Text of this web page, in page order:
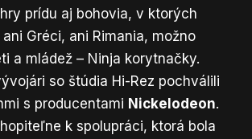
prídu aj bohovia, v ktorých
Gréci, ani Rimania, možno
a mládež – Ninja korytnačky.
so štúdia Hi-Rez pochválili
s producentami Nickelodeon.
k spolupráci, ktorá bola